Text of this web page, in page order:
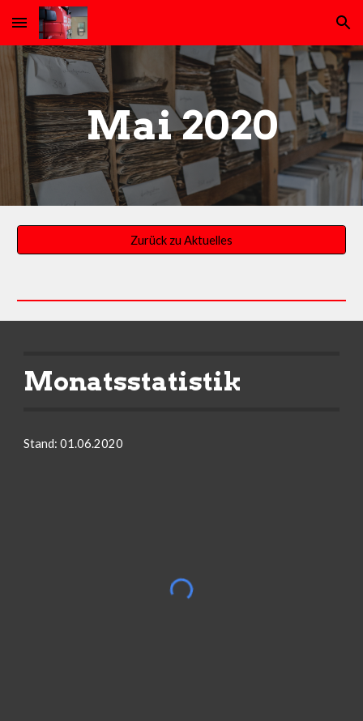
Skip to main content Skip to navigation
Mai 2020
Zurück zu Aktuelles
Monatsstatistik
Stand: 01.06.2020